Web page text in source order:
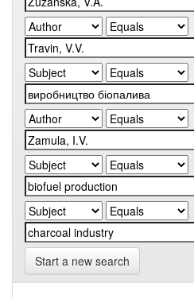
Start a new search